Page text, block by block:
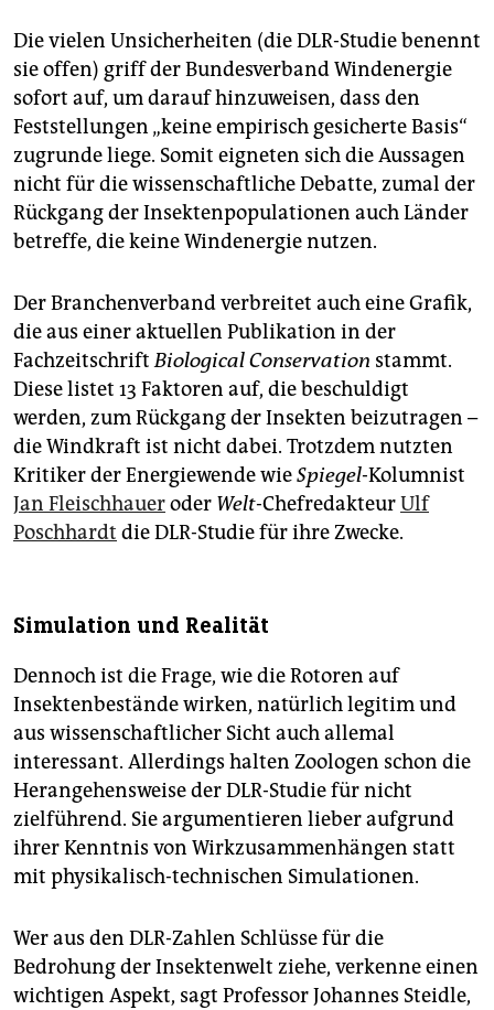
Die vielen Unsicherheiten (die DLR-Studie benennt
sie offen) griff der Bundesverband Windenergie
sofort auf, um dar­auf hinzuweisen, dass den
Feststellungen „keine empirisch gesicherte Basis“
zugrunde liege. Somit eigneten sich die Aussagen
nicht für die wissenschaftliche Debatte, zumal der
Rückgang der Insektenpopulationen auch Länder
betreffe, die keine Windenergie nutzen.
Der Branchenverband verbreitet auch eine Grafik,
die aus einer aktuellen Publikation in der
FachzeitschriftBiological Conservation stammt.
Diese listet 13 Faktoren auf, die beschuldigt
werden, zum Rückgang der Insekten beizutragen –
die Windkraft ist nicht dabei. Trotzdem nutzten
Kritiker der Energiewende wieSpiegel-Kolumnist
Jan Fleischhaueroder Welt-ChefredakteurUlf
Poschhardt die DLR-Studie für ihre Zwecke.
Simulation und Realität
Dennoch ist die Frage, wie die Rotoren auf
Insektenbestände wirken, natürlich legitim und
aus wissenschaftlicher Sicht auch allemal
interessant. Allerdings halten Zoologen schon die
Herangehensweise der DLR-Studie für nicht
zielführend. Sie argumentieren lieber aufgrund
ihrer Kenntnis von Wirkzusammenhängen statt
mit physikalisch-technischen Simulationen.
Wer aus den DLR-Zahlen Schlüsse für die
Bedrohung der Insektenwelt ziehe, verkenne einen
wichtigen Aspekt, sagt Professor Johannes Steidle,